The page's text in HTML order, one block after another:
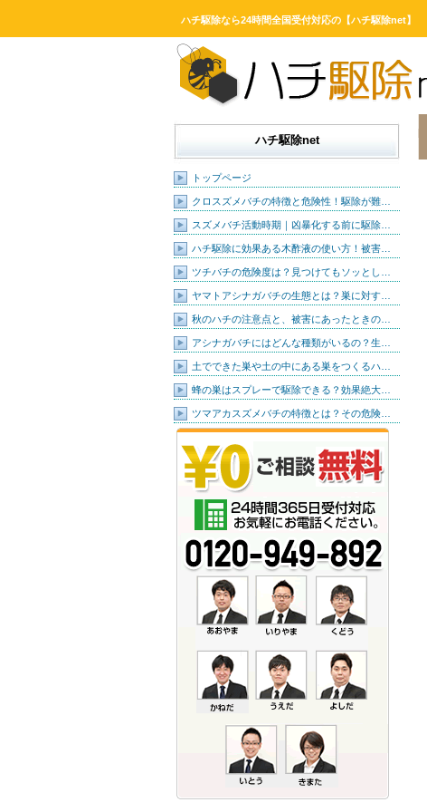
ハチ駆除なら24時間全国受付対応の【ハチ駆除net】
ハチ駆除net
トップページ
クロスズメバチの特徴と危険性！駆除が難…
スズメバチ活動時期｜凶暴化する前に駆除…
ハチ駆除に効果ある木酢液の使い方！被害…
ツチバチの危険度は？見つけてもソッとし…
ヤマトアシナガバチの生態とは？巣に対す…
秋のハチの注意点と、被害にあったときの…
アシナガバチにはどんな種類がいるの？生…
土でできた巣や土の中にある巣をつくるハ…
蜂の巣はスプレーで駆除できる？効果絶大…
ツマアカスズメバチの特徴とは？その危険…